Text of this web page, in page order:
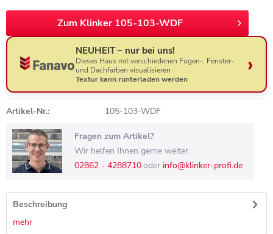
Zum Klinker 105-103-WDF
NEUHEIT – nur bei uns!
Dieses Haus mit verschiedenen Fugen-, Fenster-
und Dachfarben visualisieren
Textur kann runterladen werden
Artikel-Nr.: 105-103-WDF
Fragen zum Artikel?
Wir helfen Ihnen gerne weiter.
02862 - 4288710oder info@klinker-profi.de
Beschreibung
mehr